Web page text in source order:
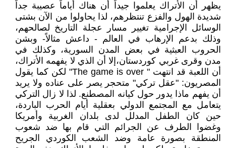
يظهر أن الأتراك يعلموا جيداً أن هناك أياماً عصيبة جداً
شديدة الهول والفزع تنتظرهم، لذا يحاولوا من الآن بشتى
الوسائل الإجرامية تغيير مسار عجلة التاريخ لصالحهم،
وذلك بدعم الإرهاب في العالم - داعش مثالاً- وبشن
الحروب العبثية في بعض المدن السورية، وكذلك في
مدن وقرى غربي كوردستان،إلا أن الذي لا يفهمه الأتراك،
أن اللعبة قد انتهت " The game is over" لكن كما يقول
المصريون: "عقل تركي" متحجر يصر على عناده ولا يريد
أن يفهم ماذا يدور حول كيانه المصطنع. لذا لا زال التركي
يتعامل مع المجتمع الدولي بعقلية أيام الحرب الباردة،
حين كان الطفل المدلل لدى بلدان الغربية وأمريكا
وغضوا الطرف عن الجرائم التي قام بها ضد شعوب
المنطقة بصورة عامة وضد الشعب الكوردي الجريح